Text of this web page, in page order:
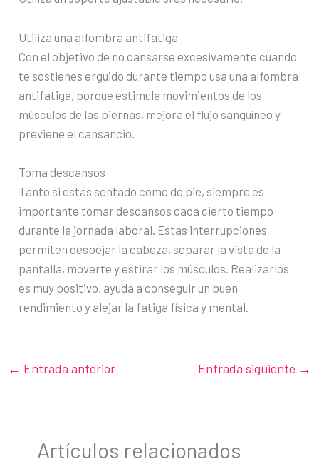
Utiliza una alfombra antifatiga
Con el objetivo de no cansarse excesivamente cuando
te sostienes erguido durante tiempo usa una alfombra
antifatiga, porque estimula movimientos de los
músculos de las piernas, mejora el flujo sanguíneo y
previene el cansancio.
Toma descansos
Tanto si estás sentado como de pie, siempre es
importante tomar descansos cada cierto tiempo
durante la jornada laboral. Estas interrupciones
permiten despejar la cabeza, separar la vista de la
pantalla, moverte y estirar los músculos. Realizarlos
es muy positivo, ayuda a conseguir un buen
rendimiento y alejar la fatiga física y mental.
← Entrada anterior Entrada siguiente →
Artículos relacionados